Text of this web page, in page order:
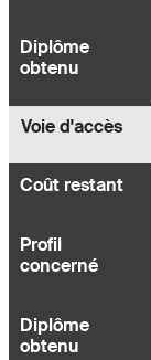
Diplôme
obtenu
Voie d'accès
Coût restant
Profil
concerné
Diplôme
obtenu